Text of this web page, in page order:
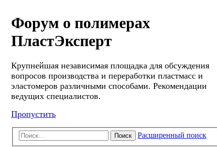
Форум о полимерах
ПластЭксперт
Крупнейшая независимая площадка для обсуждения
вопросов производства и переработки пластмасс и
эластомеров различными способами. Рекомендации
ведущих специалистов.
Пропустить
Поиск Расширенный поиск